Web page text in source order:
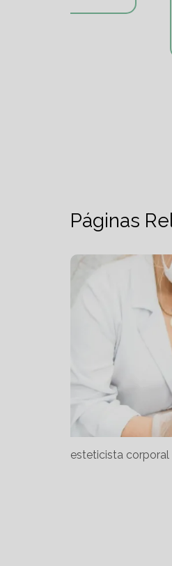
Páginas
esteticista corporal